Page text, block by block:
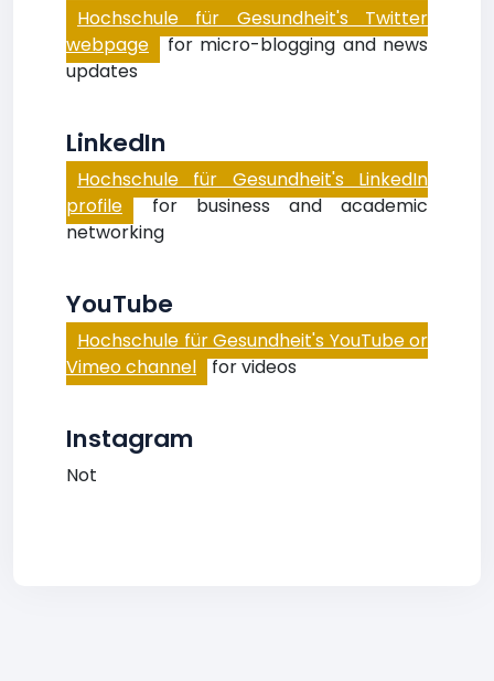
Hochschule für Gesundheit's Twitter
webpage for micro-blogging and news
updates
LinkedIn
Hochschule für Gesundheit's LinkedIn
profile for business and academic
networking
YouTube
Hochschule für Gesundheit's YouTube or
Vimeo channel for videos
Instagram
Not